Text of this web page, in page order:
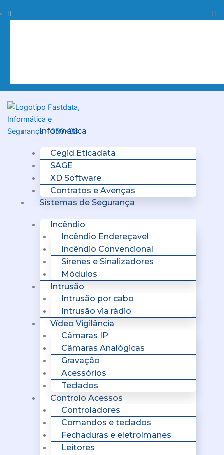
to
Procurar
Informática
Cegid Eticadata
SAGE
XD Software
Contratos e Avenças
Sistemas de Segurança
Incêndio
Incêndio Endereçavel
Incêndio Convencional
Sirenes e Sinalizadores
Módulos
Intrusão
Intrusão por cabo
Intrusão via rádio
Vídeo Vigilância
Câmaras IP
Câmaras Analógicas
Gravação
Acessórios
Teclados
Controlo Acessos
Controladores
Comandos e teclados
Fechaduras e eletroímanes
Leitores
Menu